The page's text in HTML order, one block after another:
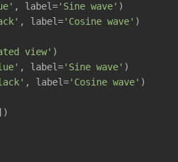
, label='Sine wave' )
, label='Cosine wave' )
view' )
, label='Sine wave' )
, label='Cosine wave' )